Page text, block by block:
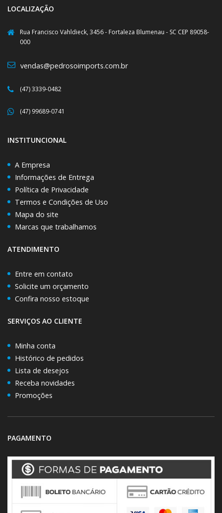
LOCALIZAÇÃO
Rua Francisco Vahldieck, 3456 - Fortaleza Blumenau - SC CEP 89058-
000
vendas@pedrosoimports.com.br
(47) 3339-0482
(47) 99689-0741
INSTITUNCIONAL
A Empresa
Informações de Entrega
Política de Privacidade
Termos e Condições de Uso
Mapa do site
Marcas que trabalhamos
ATENDIMENTO
Entre em contato
Solicite um orçamento
Confira nosso estoque
SERVIÇOS AO CLIENTE
Minha conta
Histórico de pedidos
Lista de desejos
Receba novidades
Promoções
PAGAMENTO